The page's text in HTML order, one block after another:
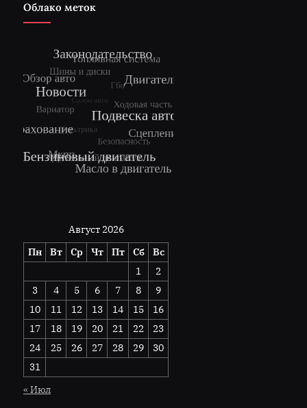
Облако меток
Август 2026
Пн
Вт Ср Чт Пт Сб
Вс
1
2
3
4 5 6 7 8
9
10
11 12 13 14 15
16
17
18 19 20 21 22
23
24
25 26 27 28 29
30
31
« Июл